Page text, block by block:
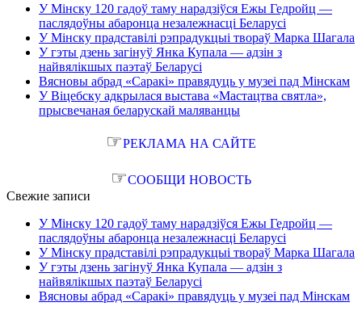
У Мінску 120 гадоў таму нарадзіўся Ежы Гедройц —
паслядоўны абаронца незалежнасці Беларусі
У Мінску прадставілі рэпрадукцыі твораў Марка Шагала
У гэты дзень загінуў Янка Купала — адзін з
найвялікшых паэтаў Беларусі
Вясновы абрад «Саракі» правядуць у музеі пад Мінскам
У Віцебску адкрылася выстава «Мастацтва святла»,
прысвечаная беларускай маляванцы
☞РЕКЛАМА НА САЙТЕ
☞СООБЩИ НОВОСТЬ
Свежие записи
У Мінску 120 гадоў таму нарадзіўся Ежы Гедройц —
паслядоўны абаронца незалежнасці Беларусі
У Мінску прадставілі рэпрадукцыі твораў Марка Шагала
У гэты дзень загінуў Янка Купала — адзін з
найвялікшых паэтаў Беларусі
Вясновы абрад «Саракі» правядуць у музеі пад Мінскам